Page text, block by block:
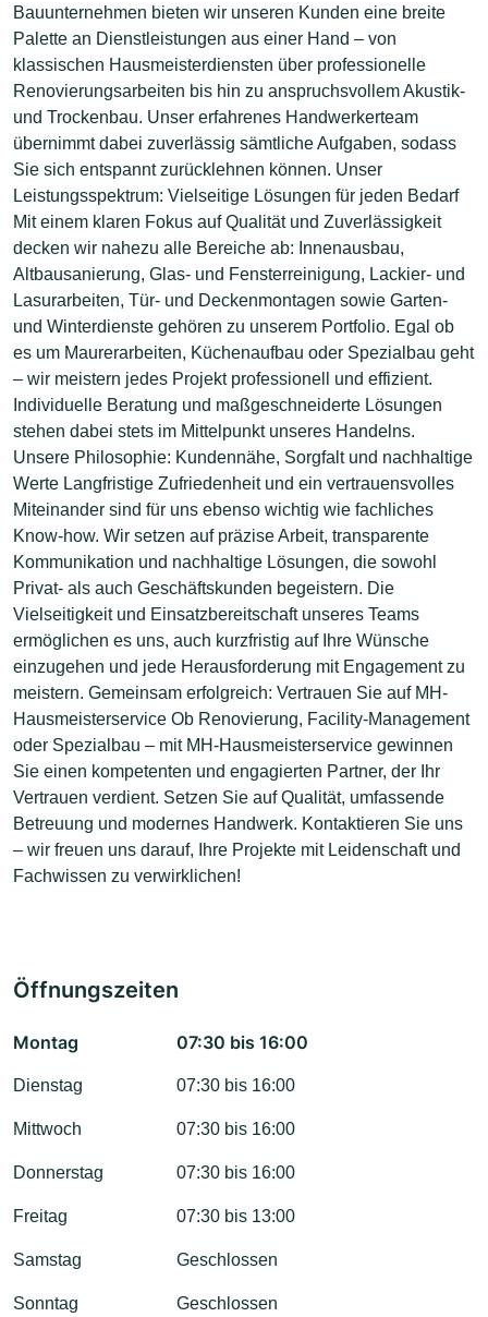
Bauunternehmen bieten wir unseren Kunden eine breite
Palette an Dienstleistungen aus einer Hand – von
klassischen Hausmeisterdiensten über professionelle
Renovierungsarbeiten bis hin zu anspruchsvollem Akustik-
und Trockenbau. Unser erfahrenes Handwerkerteam
übernimmt dabei zuverlässig sämtliche Aufgaben, sodass
Sie sich entspannt zurücklehnen können. Unser
Leistungsspektrum: Vielseitige Lösungen für jeden Bedarf
Mit einem klaren Fokus auf Qualität und Zuverlässigkeit
decken wir nahezu alle Bereiche ab: Innenausbau,
Altbausanierung, Glas- und Fensterreinigung, Lackier- und
Lasurarbeiten, Tür- und Deckenmontagen sowie Garten-
und Winterdienste gehören zu unserem Portfolio. Egal ob
es um Maurerarbeiten, Küchenaufbau oder Spezialbau geht
– wir meistern jedes Projekt professionell und effizient.
Individuelle Beratung und maßgeschneiderte Lösungen
stehen dabei stets im Mittelpunkt unseres Handelns.
Unsere Philosophie: Kundennähe, Sorgfalt und nachhaltige
Werte Langfristige Zufriedenheit und ein vertrauensvolles
Miteinander sind für uns ebenso wichtig wie fachliches
Know-how. Wir setzen auf präzise Arbeit, transparente
Kommunikation und nachhaltige Lösungen, die sowohl
Privat- als auch Geschäftskunden begeistern. Die
Vielseitigkeit und Einsatzbereitschaft unseres Teams
ermöglichen es uns, auch kurzfristig auf Ihre Wünsche
einzugehen und jede Herausforderung mit Engagement zu
meistern. Gemeinsam erfolgreich: Vertrauen Sie auf MH-
Hausmeisterservice Ob Renovierung, Facility-Management
oder Spezialbau – mit MH-Hausmeisterservice gewinnen
Sie einen kompetenten und engagierten Partner, der Ihr
Vertrauen verdient. Setzen Sie auf Qualität, umfassende
Betreuung und modernes Handwerk. Kontaktieren Sie uns
– wir freuen uns darauf, Ihre Projekte mit Leidenschaft und
Fachwissen zu verwirklichen!
Öffnungszeiten
Montag 07:30 bis 16:00
Dienstag 07:30 bis 16:00
Mittwoch 07:30 bis 16:00
Donnerstag 07:30 bis 16:00
Freitag 07:30 bis 13:00
Samstag Geschlossen
Sonntag Geschlossen